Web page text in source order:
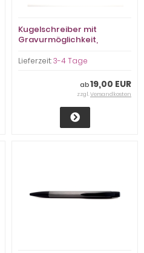
Kugelschreiber mit
Gravurmöglichkeit,
Lieferzeit:3-4 Tage
ab19,00 EUR
zzgl.Versandkosten